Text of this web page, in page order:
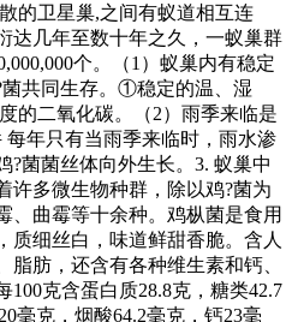
的卫星巢,之间有蚁道相互连
达几年至数十年之久，一蚁巢群
个。（1）蚁巢内有稳定
共同生存。①稳定的温、湿
二氧化碳。（2）雨季来临是
年只有当雨季来临时，雨水渗
?菌菌丝体向外生长。3. 蚁巢中
许多微生物种群，除以鸡?菌为
、曲霉等十余种。鸡枞菌是食用
质细丝白，味道鲜甜香脆。含人
肪，还含有各种维生素和钙、
克含蛋白质28.8克，糖类42.7
毫克，烟酸64.2毫克，钙23毫